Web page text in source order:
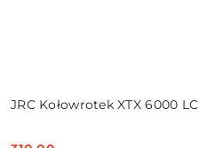
JRC Kołowrotek XTX 6000 LC